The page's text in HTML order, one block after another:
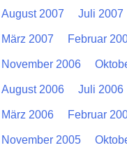
August 2007 Juli 2007
März 2007 Februar
November 2006
August 2006 Juli 2006
März 2006 Februar
November 2005